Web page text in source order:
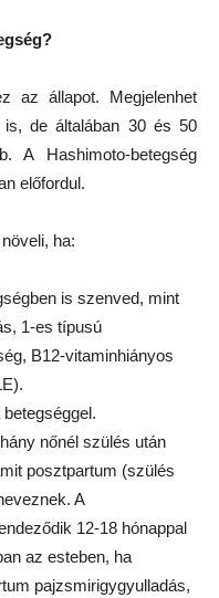
az állapot. Megjelenhet
is, de általában 30 és 50
A Hashimoto-betegség
előfordul.
ha:
is szenved, mint
1-es típusú
B12-vitaminhiányos
nőnél szülés után
posztpartum (szülés
A
12-18 hónappal
az esteben, ha
pajzsmirigygyulladás,